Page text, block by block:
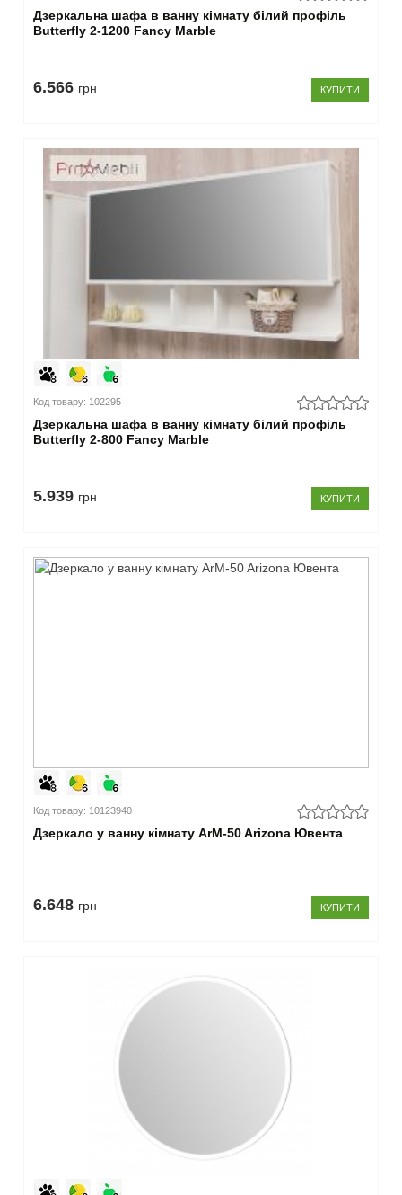
Дзеркальна шафа в ванну кімнату білий профіль
Butterfly 2-1200 Fancy Marble
6.566 грн КУПИТИ
Код товару: 102295
Дзеркальна шафа в ванну кімнату білий профіль
Butterfly 2-800 Fancy Marble
5.939 грн КУПИТИ
Код товару: 10123940
Дзеркало у ванну кімнату ArM-50 Arizona Ювента
6.648 грн КУПИТИ